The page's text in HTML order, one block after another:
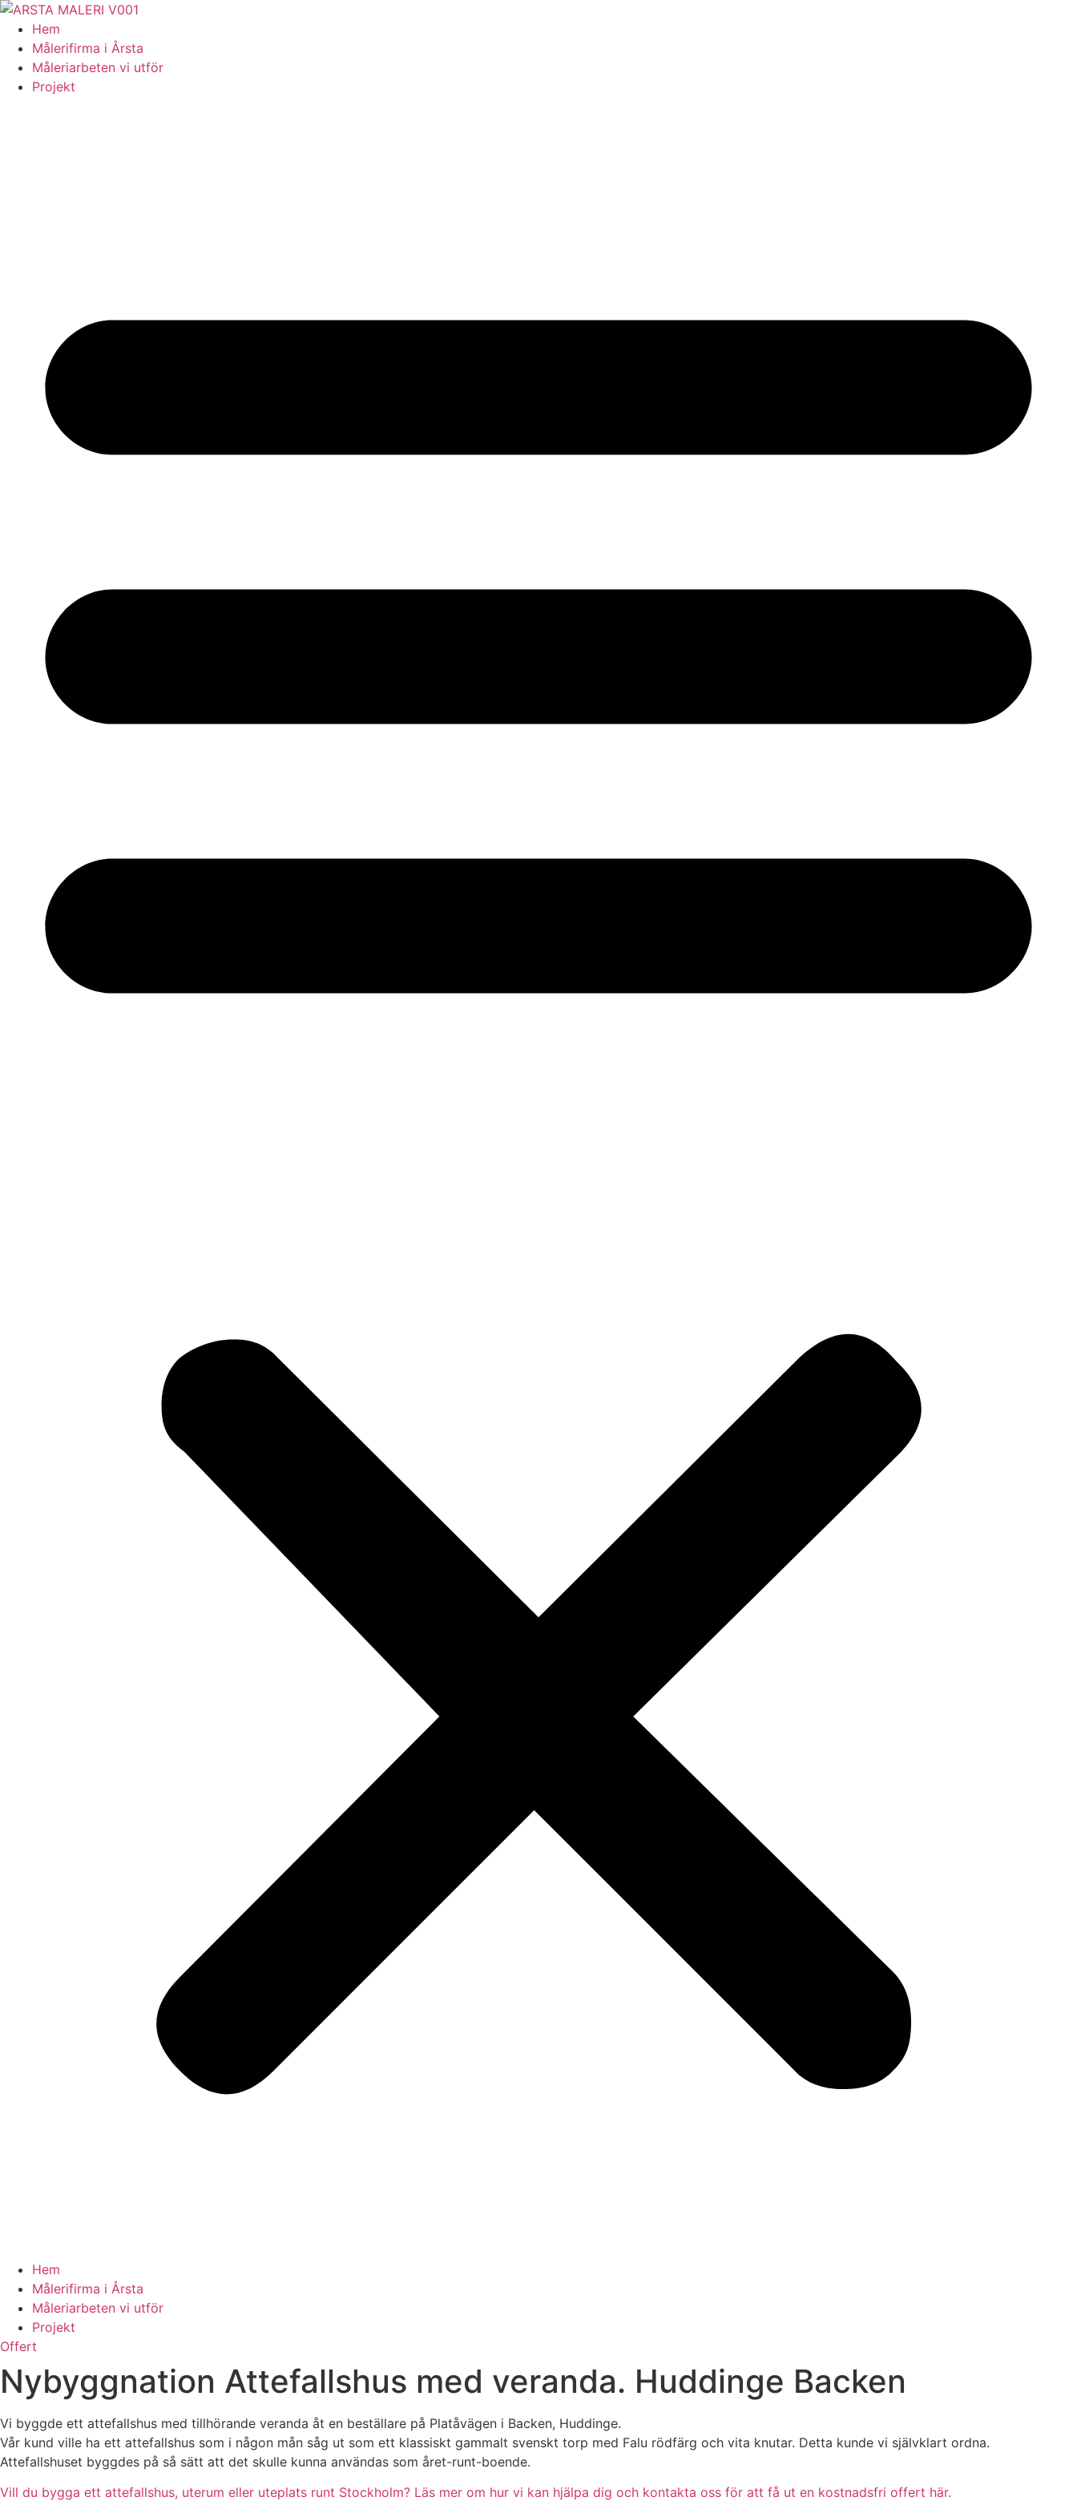
Skip
content
Hem
Målerifirma i Årsta
Måleriarbeten vi utför
Projekt
Hem
Målerifirma i Årsta
Måleriarbeten vi utför
Projekt
Offert
Nybyggnation Attefallshus med veranda. Huddinge Backen
Vi byggde ett attefallshus med tillhörande veranda åt en beställare på Platåvägen i Backen, Huddinge.
Vår kund ville ha ett attefallshus som i någon mån såg ut som ett klassiskt gammalt svenskt torp med Falu rödfärg och vita knutar. Detta kunde vi självklart ordna.
Attefallshuset byggdes på så sätt att det skulle kunna användas som året-runt-boende.
Vill du bygga ett attefallshus, uterum eller uteplats runt Stockholm? Läs mer om hur vi kan hjälpa dig och kontakta oss för att få ut en kostnadsfri offert här.